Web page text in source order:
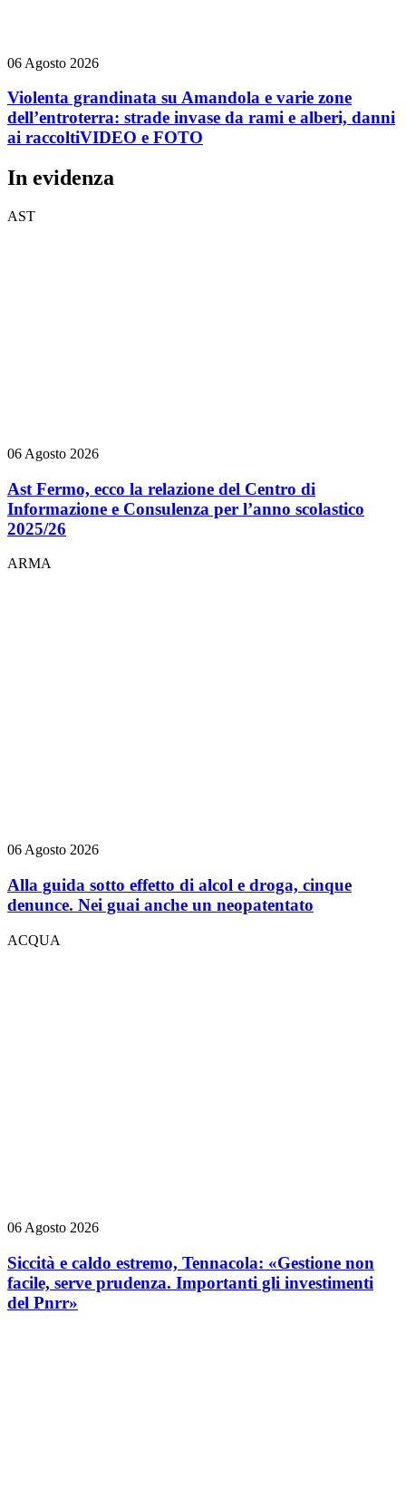
06 Agosto 2026
Violenta grandinata su Amandola e varie zone
dell’entroterra: strade invase da rami e alberi, danni
ai raccoltiVIDEO e FOTO
In evidenza
AST
06 Agosto 2026
Ast Fermo, ecco la relazione del Centro di
Informazione e Consulenza per l’anno scolastico
2025/26
ARMA
06 Agosto 2026
Alla guida sotto effetto di alcol e droga, cinque
denunce. Nei guai anche un neopatentato
ACQUA
06 Agosto 2026
Siccità e caldo estremo, Tennacola: «Gestione non
facile, serve prudenza. Importanti gli investimenti
del Pnrr»